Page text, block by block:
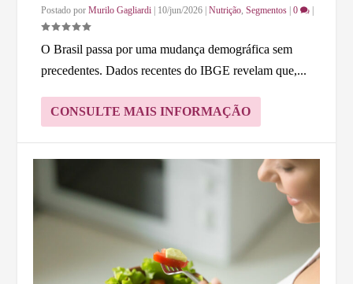
Postado porMurilo Gagliardi 10/jun/2026 |Nutrição,Segmentos |0
O Brasil passa por uma mudança demográfica sem
precedentes. Dados recentes do IBGE revelam que,...
CONSULTE MAIS INFORMAÇÃO